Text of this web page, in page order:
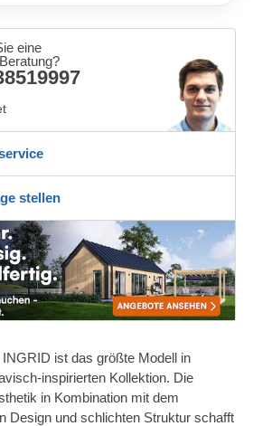
eine
stellen
ist das größte Modell in
inspirierten Kollektion. Die
in Kombination mit dem
Design und schlichten Struktur schafft